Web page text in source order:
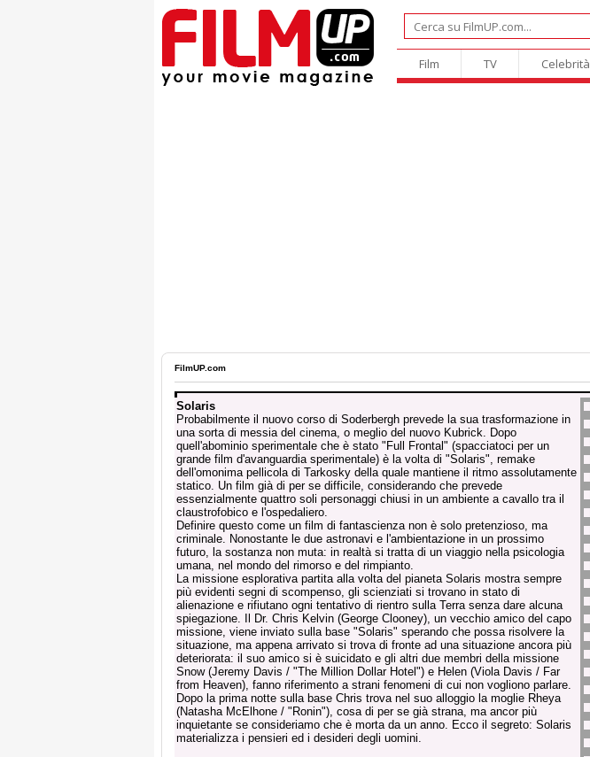
Film TV Celebrità
FilmUP.com
Solaris
Probabilmente il nuovo corso di Soderbergh prevede la sua trasformazione in
una sorta di messia del cinema, o meglio del nuovo Kubrick. Dopo
quell'abominio sperimentale che è stato "Full Frontal" (spacciatoci per un
grande film d'avanguardia sperimentale) è la volta di "Solaris", remake
dell'omonima pellicola di Tarkosky della quale mantiene il ritmo assolutamente
statico. Un film già di per se difficile, considerando che prevede
essenzialmente quattro soli personaggi chiusi in un ambiente a cavallo tra il
claustrofobico e l'ospedaliero.
Definire questo come un film di fantascienza non è solo pretenzioso, ma
criminale. Nonostante le due astronavi e l'ambientazione in un prossimo
futuro, la sostanza non muta: in realtà si tratta di un viaggio nella psicologia
umana, nel mondo del rimorso e del rimpianto.
La missione esplorativa partita alla volta del pianeta Solaris mostra sempre
più evidenti segni di scompenso, gli scienziati si trovano in stato di
alienazione e rifiutano ogni tentativo di rientro sulla Terra senza dare alcuna
spiegazione. Il Dr. Chris Kelvin (George Clooney), un vecchio amico del capo
missione, viene inviato sulla base "Solaris" sperando che possa risolvere la
situazione, ma appena arrivato si trova di fronte ad una situazione ancora più
deteriorata: il suo amico si è suicidato e gli altri due membri della missione
Snow (Jeremy Davis / "The Million Dollar Hotel") e Helen (Viola Davis / Far
from Heaven), fanno riferimento a strani fenomeni di cui non vogliono parlare.
Dopo la prima notte sulla base Chris trova nel suo alloggio la moglie Rheya
(Natasha McElhone / "Ronin"), cosa di per se già strana, ma ancor più
inquietante se consideriamo che è morta da un anno. Ecco il segreto: Solaris
materializza i pensieri ed i desideri degli uomini.